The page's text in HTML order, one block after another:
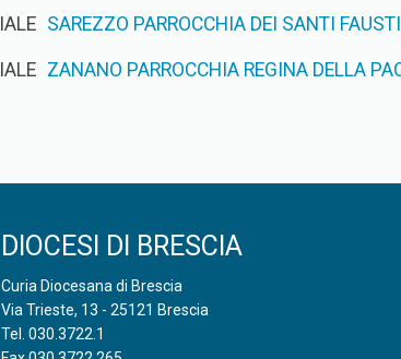
SAREZZO PARROCCHIA DEI SANTI
ZANANO PARROCCHIA REGINA DELLA
DIOCESI DI BRESCIA
Curia Diocesana di Brescia
Via Trieste, 13 - 25121 Brescia
Tel. 030.3722.1